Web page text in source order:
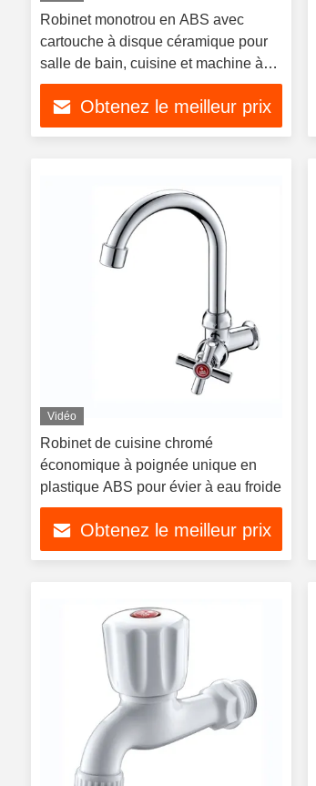
Robinet monotrou en ABS avec
cartouche à disque céramique pour
salle de bain, cuisine et machine à
laver
Obtenez le meilleur prix
Vidéo
Robinet de cuisine chromé
économique à poignée unique en
plastique ABS pour évier à eau froide
Obtenez le meilleur prix